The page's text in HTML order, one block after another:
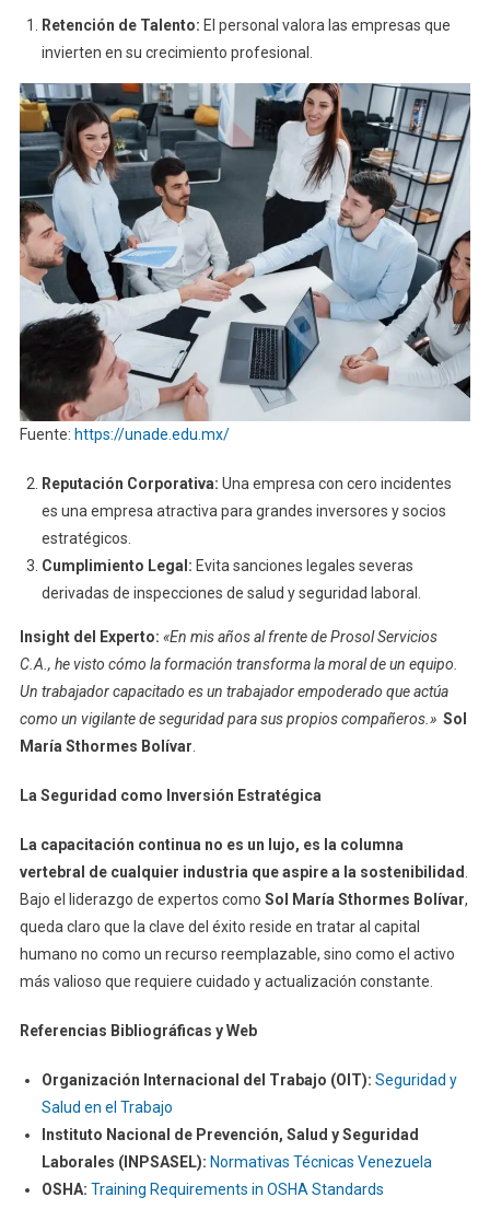
Retención de Talento: El personal valora las empresas que
invierten en su crecimiento profesional.
Fuente: https://unade.edu.mx/
Reputación Corporativa: Una empresa con cero incidentes
es una empresa atractiva para grandes inversores y socios
estratégicos.
Cumplimiento Legal: Evita sanciones legales severas
derivadas de inspecciones de salud y seguridad laboral.
Insight del Experto: «En mis años al frente de Prosol Servicios
C.A., he visto cómo la formación transforma la moral de un equipo.
Un trabajador capacitado es un trabajador empoderado que actúa
como un vigilante de seguridad para sus propios compañeros.» Sol
María Sthormes Bolívar
La Seguridad como Inversión Estratégica
La capacitación continua no es un lujo, es la columna
vertebral de cualquier industria que aspire a la sostenibilidad
Bajo el liderazgo de expertos como Sol María Sthormes Bolívar,
queda claro que la clave del éxito reside en tratar al capital
humano no como un recurso reemplazable, sino como el activo
más valioso que requiere cuidado y actualización constante.
Referencias Bibliográficas y Web
Organización Internacional del Trabajo (OIT): Seguridad y
Salud en el Trabajo
Instituto Nacional de Prevención, Salud y Seguridad
Laborales (INPSASEL): Normativas Técnicas Venezuela
OSHA: Training Requirements in OSHA Standards